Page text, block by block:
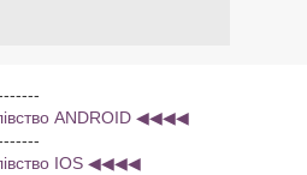
ANDROID ◀◀◀◀
IOS ◀◀◀◀